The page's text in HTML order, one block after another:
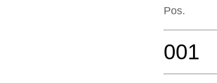
Pos.
001